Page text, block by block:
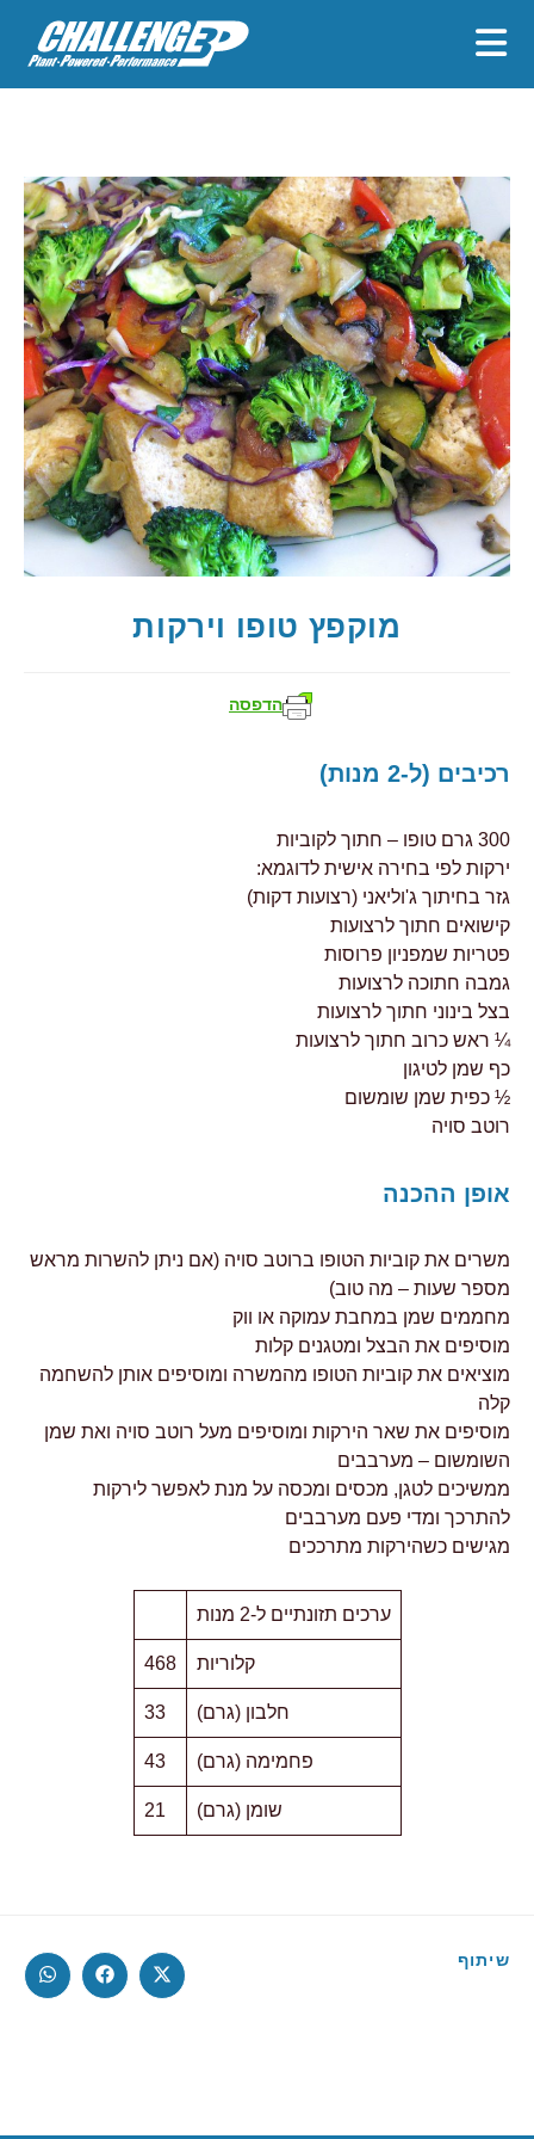
מוקפץ טופו וירקות
הדפסה
רכיבים (ל-2 מנות)
300 גרם טופו – חתוך לקוביות
ירקות לפי בחירה אישית לדוגמא:
גזר בחיתוך ג'וליאני (רצועות דקות)
קישואים חתוך לרצועות
פטריות שמפניון פרוסות
גמבה חתוכה לרצועות
בצל בינוני חתוך לרצועות
¼ ראש כרוב חתוך לרצועות
כף שמן לטיגון
½ כפית שמן שומשום
רוטב סויה
אופן ההכנה
משרים את קוביות הטופו ברוטב סויה (אם ניתן להשרות מראש
מספר שעות – מה טוב)
מחממים שמן במחבת עמוקה או ווק
מוסיפים את הבצל ומטגנים קלות
מוציאים את קוביות הטופו מהמשרה ומוסיפים אותן להשחמה
קלה
מוסיפים את שאר הירקות ומוסיפים מעל רוטב סויה ואת שמן
השומשום – מערבבים
ממשיכים לטגן, מכסים ומכסה על מנת לאפשר לירקות
להתרכך ומדי פעם מערבבים
מגישים כשהירקות מתרככים
ערכים תזונתיים ל-2 מנות
קלוריות 468
חלבון (גרם) 33
פחמימה (גרם) 43
שומן (גרם) 21
שיתוף